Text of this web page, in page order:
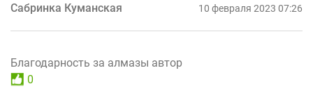
Сабринка Куманская 10 февраля 2023 07:26
Благодарность за алмазы автор
0